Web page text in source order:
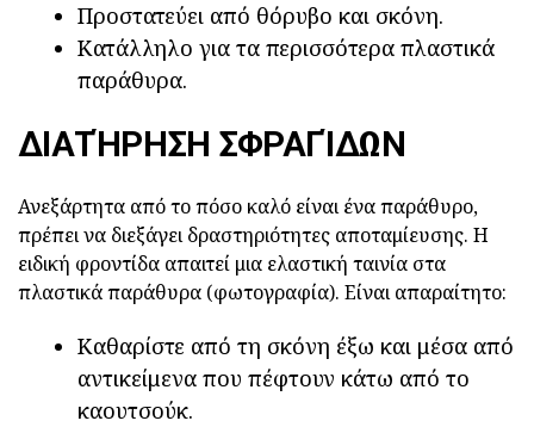
Προστατεύει από θόρυβο και σκόνη.
Κατάλληλο για τα περισσότερα πλαστικά
παράθυρα.
ΔΙΑΤΉΡΗΣΗ ΣΦΡΑΓΊΔΩΝ
Ανεξάρτητα από το πόσο καλό είναι ένα παράθυρο,
πρέπει να διεξάγει δραστηριότητες αποταμίευσης. Η
ειδική φροντίδα απαιτεί μια ελαστική ταινία στα
πλαστικά παράθυρα (φωτογραφία). Είναι απαραίτητο:
Καθαρίστε από τη σκόνη έξω και μέσα από
αντικείμενα που πέφτουν κάτω από το
καουτσούκ.